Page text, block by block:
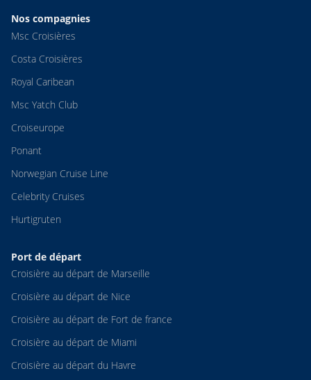
Nos compagnies
Msc Croisières
Costa Croisières
Royal Caribean
Msc Yatch Club
Croiseurope
Ponant
Norwegian Cruise Line
Celebrity Cruises
Hurtigruten
Port de départ
Croisière au départ de Marseille
Croisière au départ de Nice
Croisière au départ de Fort de france
Croisière au départ de Miami
Croisière au départ du Havre